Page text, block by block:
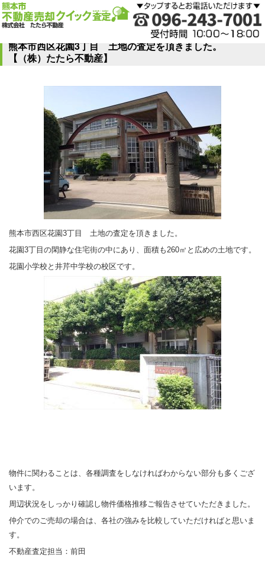
熊本市西区花園3丁目 土地の査定を頂きました。
【（株）たたら不動産】
熊本市西区花園3丁目 土地の査定を頂きました。
花園3丁目の閑静な住宅街の中にあり、面積も260㎡と広めの土地です。
花園小学校と井芹中学校の校区です。
物件に関わることは、各種調査をしなければわからない部分も多くござ
います。
周辺状況をしっかり確認し物件価格推移ご報告させていただきました。
仲介でのご売却の場合は、各社の強みを比較していただければと思いま
す。
不動産査定担当：前田